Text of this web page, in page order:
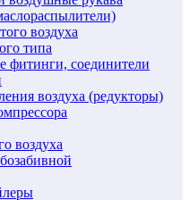
воздуха
типа
фитинги, соединители
воздуха (редукторы)
воздуха